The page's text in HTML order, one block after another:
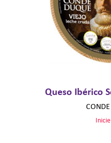
Queso Ibérico